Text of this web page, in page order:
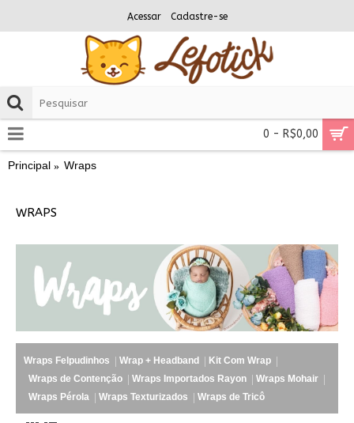
Acessar Cadastre-se
0 - R$0,00
Principal Wraps
WRAPS
Wraps Felpudinhos Wrap + Headband
Kit Com Wrap
Wraps de Contenção
Wraps Importados Rayon
Wraps Mohair
Wraps Pérola
Wraps Texturizados Wraps de Tricô